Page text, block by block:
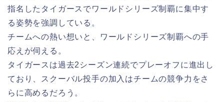
指名したタイガースでワールドシリーズ制覇に集中す
る姿勢を強調している。
チームへの熱い想いと、ワールドシリーズ制覇への手
応えが伺える。
タイガースは過去2シーズン連続でプレーオフに進出し
ており、スクーバル投手の加入はチームの競争力をさ
らに高めるだろう。